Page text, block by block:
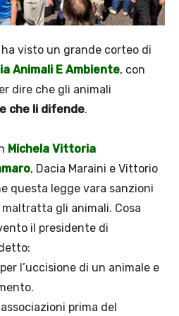
ha visto un grande corteo di
Animali E Ambiente, con
dire che gli animali
che li difende.
Michela Vittoria
, Dacia Maraini e Vittorio
questa legge vara sanzioni
gli animali. Cosa
il presidente di
l’uccisione di un animale e
prima del